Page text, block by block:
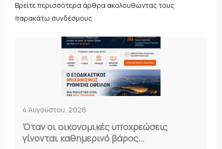
Βρείτε περισσότερα άρθρα ακολουθώντας τους
παρακάτω συνδέσμους
4 Αυγούστου, 2026
Όταν οι οικονομικές υποχρεώσεις
γίνονται καθημερινό βάρος…